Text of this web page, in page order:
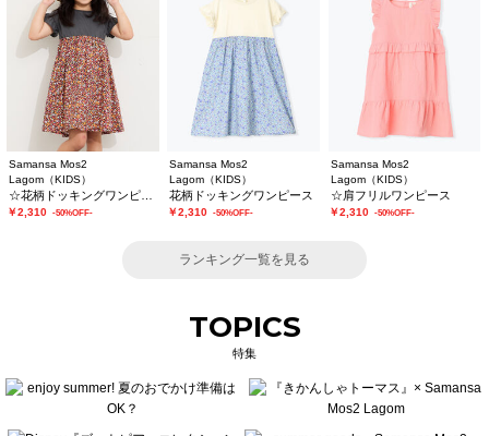
Samansa Mos2
Lagom（KIDS）
￥2,310 -50%OFF-
Samansa Mos2
Lagom（KIDS）
花柄ドッキングワンピース
￥2,310 -50%OFF-
Samansa Mos2
Lagom（KIDS）
☆肩フリルワンピース
￥2,310 -50%OFF-
ランキング一覧を見る
TOPICS
特集